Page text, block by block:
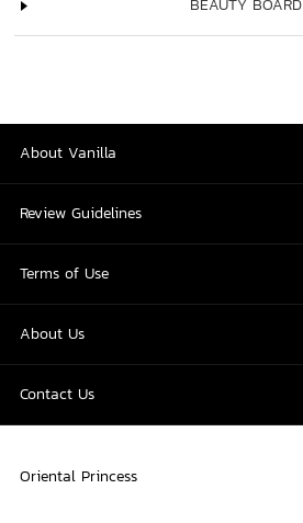
BEAUTY BOARD
About Vanilla
Review Guidelines
Terms of Use
About Us
Contact Us
Oriental Princess